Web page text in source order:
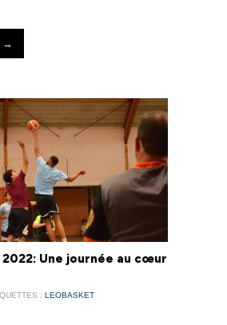
→
2022: Une journée au cœur
: LEOBASKET